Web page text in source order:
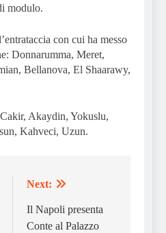
modulo.
con cui ha messo
Donnarumma, Meret,
Bellanova, El Shaarawy,
Akaydin, Yokuslu,
Kahveci, Uzun.
Next:
Il Napoli presenta
Conte al Palazzo